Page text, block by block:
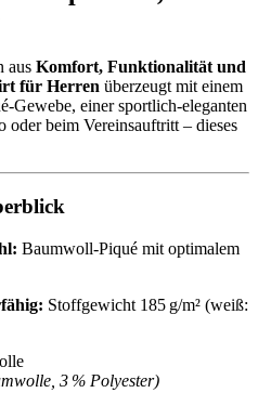
aus Komfort, Funktionalität und
für Herren überzeugt mit einem
Gewebe, einer sportlich-eleganten
beim Vereinsauftritt – dieses
Baumwoll-Piqué mit optimalem
Stoffgewicht 185 g/m² (weiß:
3 % Polyester)